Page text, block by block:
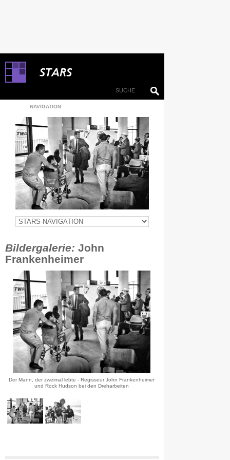
NAVIGATION
Bildergalerie: John
Frankenheimer
Der Mann, der zweimal lebte - Regisseur John Frankenheimer
und Rock Hudson bei den Dreharbeiten